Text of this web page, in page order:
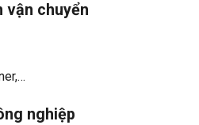
vận chuyển
nghiệp